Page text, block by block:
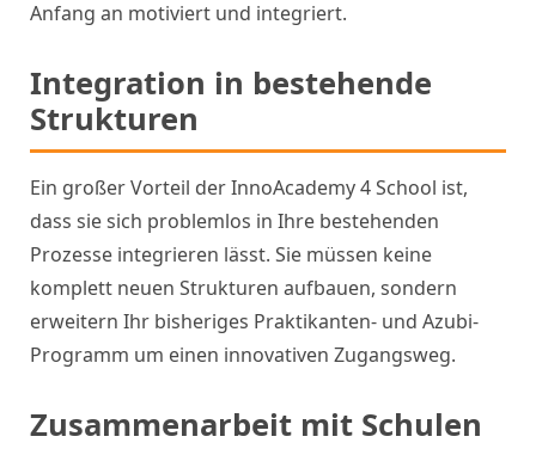
Anfang an motiviert und integriert.
Integration in bestehende
Strukturen
Ein großer Vorteil der InnoAcademy 4 School ist,
dass sie sich problemlos in Ihre bestehenden
Prozesse integrieren lässt. Sie müssen keine
komplett neuen Strukturen aufbauen, sondern
erweitern Ihr bisheriges Praktikanten- und Azubi-
Programm um einen innovativen Zugangsweg.
Zusammenarbeit mit Schulen